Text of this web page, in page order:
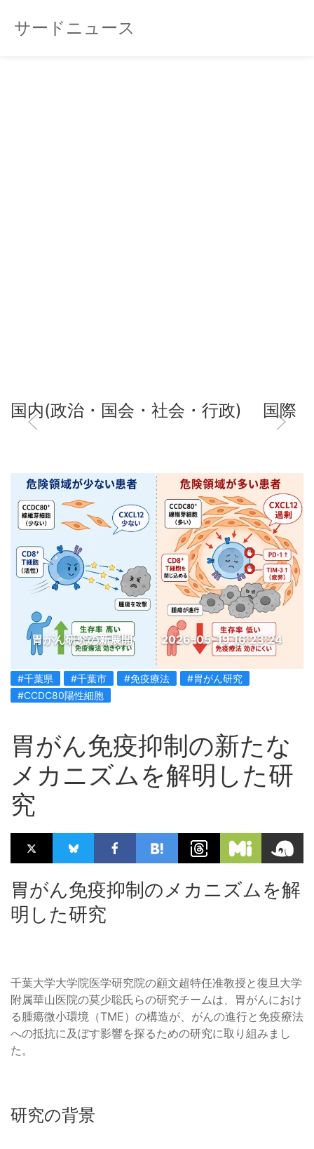
サードニュース
国内(政治・国会・社会・行政) 国際
胃がん研究の新展開 2026-05-19 16:23:24
#千葉県 #千葉市 #免疫療法
#胃がん研究
#CCDC80陽性細胞
胃がん免疫抑制の新たな
メカニズムを解明した研
究
胃がん免疫抑制のメカニズムを解
明した研究
千葉大学大学院医学研究院の顧文超特任准教授と復旦大学
附属華山医院の莫少聡氏らの研究チームは、胃がんにおけ
る腫瘍微小環境（TME）の構造が、がんの進行と免疫療法
への抵抗に及ぼす影響を探るための研究に取り組みまし
た。
研究の背景